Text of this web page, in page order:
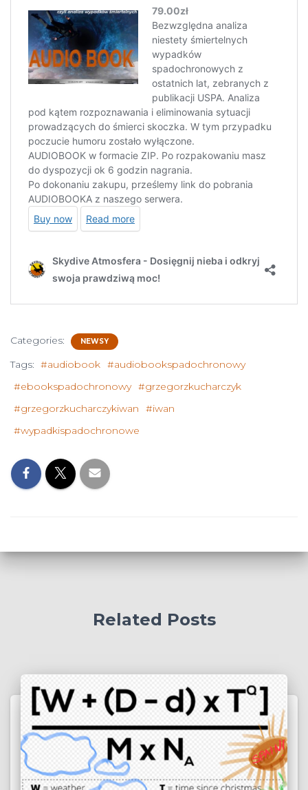
Categories: NEWSY
Tags: #audiobook #audiobookspadochronowy
#ebookspadochronowy #grzegorzkucharczyk
#grzegorzkucharczykiwan
#iwan
#wypadkispadochronowe
Related Posts